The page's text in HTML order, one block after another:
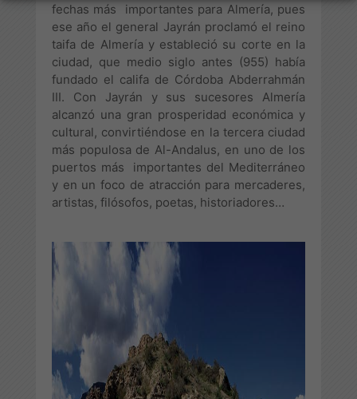
fechas más importantes para Almería, pues
ese año el general Jayrán proclamó el reino
taifa de Almería y estableció su corte en la
ciudad, que medio siglo antes (955) había
fundado el califa de Córdoba Abderrahmán
III. Con Jayrán y sus sucesores Almería
alcanzó una gran prosperidad económica y
cultural, convirtiéndose en la tercera ciudad
más populosa de Al-Andalus, en uno de los
puertos más importantes del Mediterráneo
y en un foco de atracción para mercaderes,
artistas, filósofos, poetas, historiadores…